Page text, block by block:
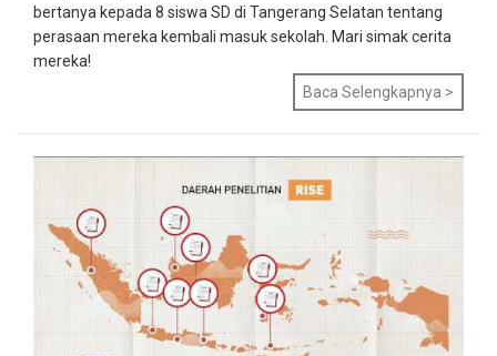
bertanya kepada 8 siswa SD di Tangerang Selatan tentang
perasaan mereka kembali masuk sekolah. Mari simak cerita
mereka!
Baca Selengkapnya >